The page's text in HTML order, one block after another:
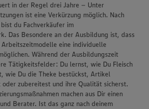
in der Regel drei Jahre – Unter
ist eine Verkürzung möglich. Nach
du Fachverkäufer im
Das Besondere an der Ausbildung ist, dass
eine individuelle
Während der Ausbildungszeit
Tätigkeitsfelder: Du lernst, wie Du Fleisch
wie Du die Theke bestückst, Artikel
oder zubereitest und ihre Qualität sicherst.
machen aus Dir einen
Berater. Ist das ganz nach deinem